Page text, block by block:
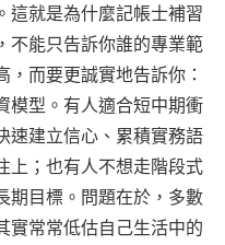
這就是為什麼記帳士補習
不能只告訴你誰的專業範
而要更誠實地告訴你：
模型。有人適合短中期衝
速建立信心、累積實務語
上；也有人不想走階段式
期目標。問題在於，多數
實常常低估自己生活中的